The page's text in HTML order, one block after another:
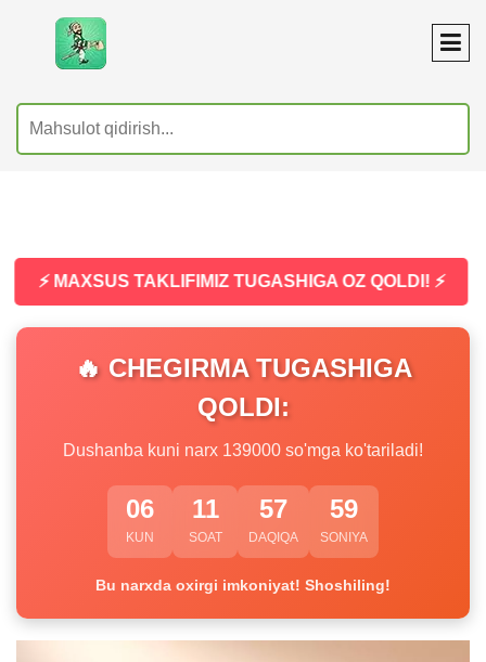
⚡ MAXSUS TAKLIFIMIZ TUGASHIGA OZ QOLDI! ⚡
🔥 CHEGIRMA TUGASHIGA
QOLDI:
Dushanba kuni narx 139000 so'mga ko'tariladi!
06
KUN
11
SOAT
57
DAQIQA
58
SONIYA
Bu narxda oxirgi imkoniyat! Shoshiling!